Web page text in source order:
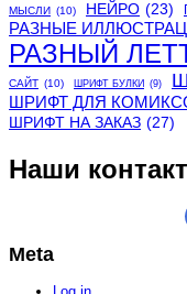
МЫСЛИ (10) НЕЙРО (23)
РАЗНЫЕ
РАЗНЫЙ
САЙТ (10) ШРИФТ БУЛКИ (9)
ШРИФТ ДЛЯ
ШРИФТ НА ЗАКАЗ (27)
Наши
Meta